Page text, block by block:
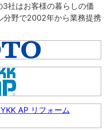
社はお客様の暮らしの価
分野で2002年から業務提携